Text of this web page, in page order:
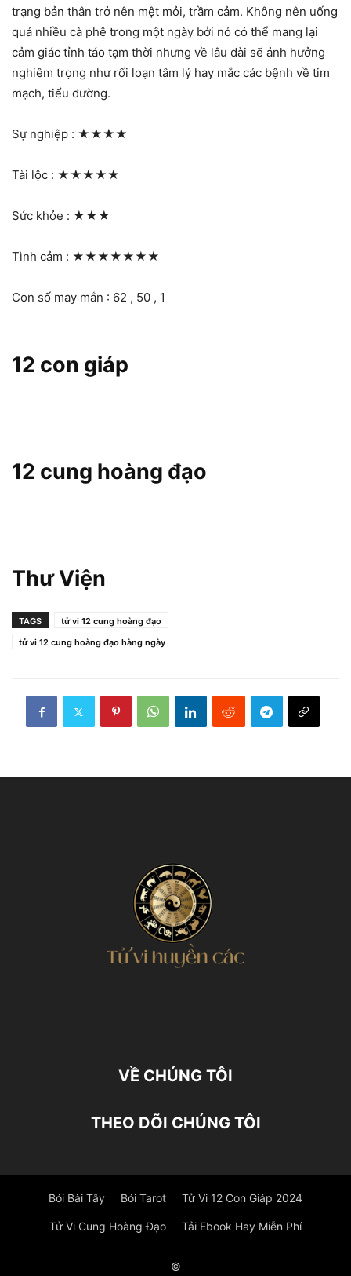
trạng bản thân trở nên mệt mỏi, trầm cảm. Không nên uống
quá nhiều cà phê trong một ngày bởi nó có thể mang lại
cảm giác tỉnh táo tạm thời nhưng về lâu dài sẽ ảnh hưởng
nghiêm trọng như rối loạn tâm lý hay mắc các bệnh về tim
mạch, tiểu đường.
Sự nghiệp : ★★★★
Tài lộc : ★★★★★
Sức khỏe : ★★★
Tình cảm : ★★★★★★★
Con số may mắn : 62 , 50 , 1
12 con giáp
12 cung hoàng đạo
Thư Viện
TAGS
tử vi 12 cung hoàng đạo
tử vi 12 cung hoàng đạo hàng ngày
VỀ CHÚNG TÔI
THEO DÕI CHÚNG TÔI
Bói Bài Tây Bói Tarot Tử Vi 12 Con Giáp 2024
Tử Vi Cung Hoàng Đạo Tải Ebook Hay Miễn Phí
©